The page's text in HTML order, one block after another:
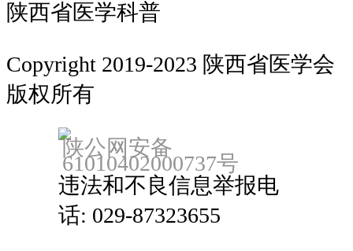
陕西省医学科普
Copyright 2019-2023 陕西省医学会
版权所有
陕公网安备
61010402000737号
违法和不良信息举报电
话: 029-87323655